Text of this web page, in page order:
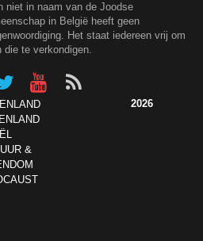
niet in naam van de Joodse
in België heeft geen
Het staat iedereen vrij om
die te verkondigen.
&
2026